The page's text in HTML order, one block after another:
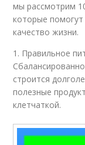
мы рассмотрим
которые
качество жизни.
1. Правильное
строится
полезные
клетчаткой.